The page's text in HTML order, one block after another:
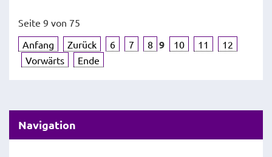
Seite 9 von 75
Anfang
Zurück 6 7 8 9 10 11
12
Vorwärts
Ende
Navigation